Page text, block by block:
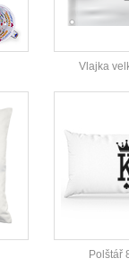
Vlajka
Polštář